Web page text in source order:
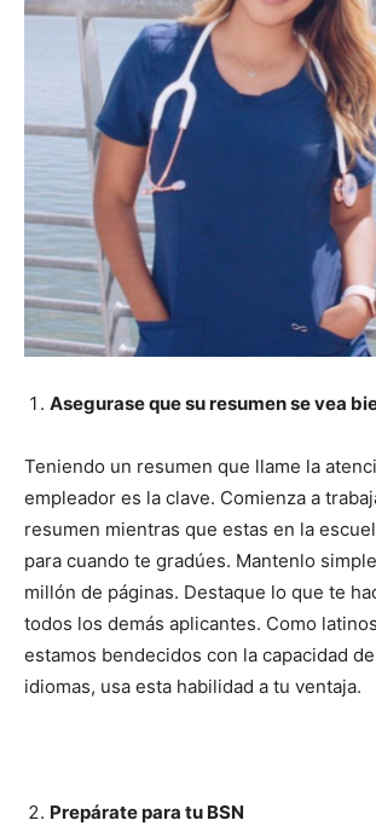
Asegurase que su resumen se vea
Teniendo un resumen que llame la
empleador es la clave. Comienza a
resumen mientras que estas en la
para cuando te gradúes. Mantenlo
millón de páginas. Destaque lo que te
todos los demás aplicantes. Como
estamos bendecidos con la capacidad
idiomas, usa esta habilidad a tu ventaja.
Prepárate para tu BSN